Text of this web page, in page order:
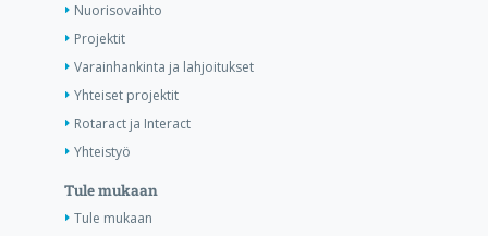
Nuorisovaihto
Projektit
Varainhankinta ja lahjoitukset
Yhteiset projektit
Rotaract ja Interact
Yhteistyö
Tule mukaan
Tule mukaan